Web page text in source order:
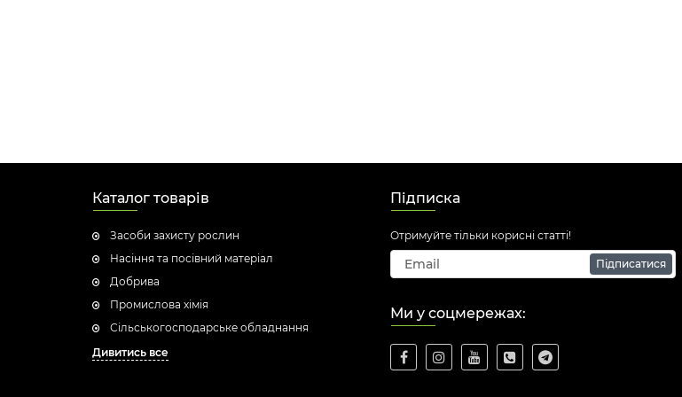
Каталог товарів
Засоби захисту рослин
Насіння та посівний матеріал
Добрива
Промислова хімія
Сільськогосподарське обладнання
Дивитись все
Підписка
Отримуйте тільки корисні статті!
Підписатися
Ми у соцмережах: